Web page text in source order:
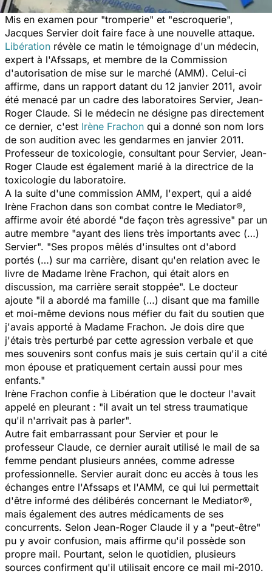
Mis en examen pour "tromperie" et "escroquerie",
Jacques Servier doit faire face à une nouvelle attaque.
Libération révèle ce matin le témoignage d'un médecin,
expert à l'Afssaps, et membre de la Commission
d'autorisation de mise sur le marché (AMM). Celui-ci
affirme, dans un rapport datant du 12 janvier 2011, avoir
été menacé par un cadre des laboratoires Servier, Jean-
Roger Claude. Si le médecin ne désigne pas directement
ce dernier, c'est Irène Frachon qui a donné son nom lors
de son audition avec les gendarmes en janvier 2011.
Professeur de toxicologie, consultant pour Servier, Jean-
Roger Claude est également marié à la directrice de la
toxicologie du laboratoire.
A la suite d'une commission AMM, l'expert, qui a aidé
Irène Frachon dans son combat contre le Mediator®,
affirme avoir été abordé "de façon très agressive" par un
autre membre "ayant des liens très importants avec (…)
Servier". "Ses propos mêlés d'insultes ont d'abord
portés (…) sur ma carrière, disant qu'en relation avec le
livre de Madame Irène Frachon, qui était alors en
discussion, ma carrière serait stoppée". Le docteur
ajoute "il a abordé ma famille (…) disant que ma famille
et moi-même devions nous méfier du fait du soutien que
j'avais apporté à Madame Frachon. Je dois dire que
j'étais très perturbé par cette agression verbale et que
mes souvenirs sont confus mais je suis certain qu'il a cité
mon épouse et pratiquement certain aussi pour mes
enfants."
Irène Frachon confie à Libération que le docteur l'avait
appelé en pleurant : "il avait un tel stress traumatique
qu'il n'arrivait pas à parler".
Autre fait embarrassant pour Servier et pour le
professeur Claude, ce dernier aurait utilisé le mail de sa
femme pendant plusieurs années, comme adresse
professionnelle. Servier aurait donc eu accès à tous les
échanges entre l'Afssaps et l'AMM, ce qui lui permettait
d'être informé des délibérés concernant le Mediator®,
mais également des autres médicaments de ses
concurrents. Selon Jean-Roger Claude il y a "peut-être"
pu y avoir confusion, mais affirme qu'il possède son
propre mail. Pourtant, selon le quotidien, plusieurs
sources confirment qu'il utilisait encore ce mail mi-2010.